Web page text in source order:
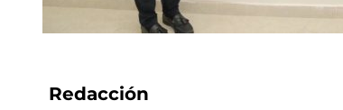
Redacción